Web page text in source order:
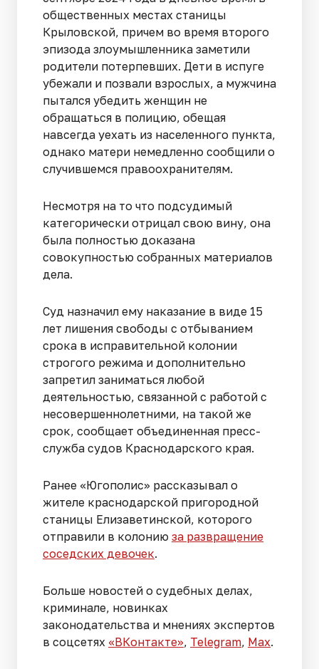
общественных местах станицы
Крыловской, причем во время второго
эпизода злоумышленника заметили
родители потерпевших. Дети в испуге
убежали и позвали взрослых, а мужчина
пытался убедить женщин не
обращаться в полицию, обещая
навсегда уехать из населенного пункта,
однако матери немедленно сообщили о
случившемся правоохранителям.
Несмотря на то что подсудимый
категорически отрицал свою вину, она
была полностью доказана
совокупностью собранных материалов
дела.
Суд назначил ему наказание в виде 15
лет лишения свободы с отбыванием
срока в исправительной колонии
строгого режима и дополнительно
запретил заниматься любой
деятельностью, связанной с работой с
несовершеннолетними, на такой же
срок, сообщает объединенная пресс-
служба судов Краснодарского края.
Ранее «Югополис» рассказывал о
жителе краснодарской пригородной
станицы Елизаветинской, которого
отправили в колонию за развращение
соседских девочек.
Больше новостей о судебных делах,
криминале, новинках
законодательства и мнениях экспертов
в соцсетях «ВКонтакте», Telegram, Мах.